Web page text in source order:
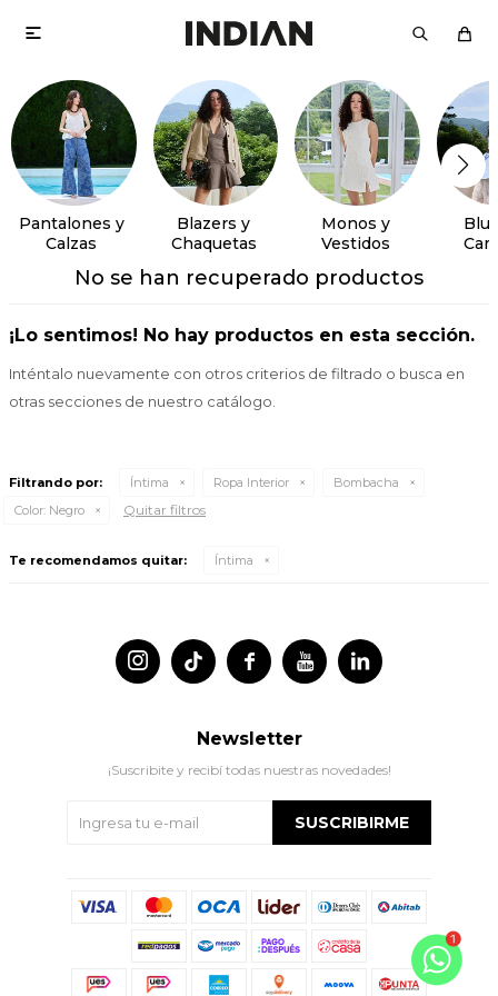

Pantalones y
Calzas
Blazers y
Chaquetas
Monos y
Vestidos
No se han recuperado productos
¡Lo sentimos! No hay productos en esta sección.
Inténtalo nuevamente con otros criterios de filtrado o busca en
otras secciones de nuestro catálogo.
Filtrando por: Íntima Ropa Interior
Bombacha
Color: Negro Quitar filtros
Te recomendamos quitar: Íntima
 
 
Newsletter
¡Suscribite y recibí todas nuestras novedades!
SUSCRIBIRME